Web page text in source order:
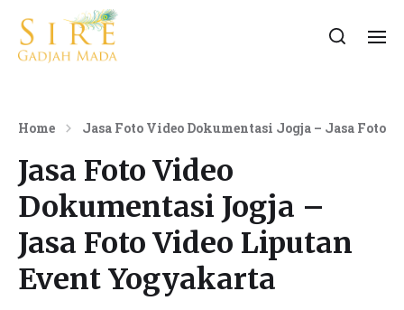
Home Jasa Foto Video Dokumentasi Jogja – Jasa Foto
Jasa Foto Video
Dokumentasi Jogja –
Jasa Foto Video Liputan
Event Yogyakarta